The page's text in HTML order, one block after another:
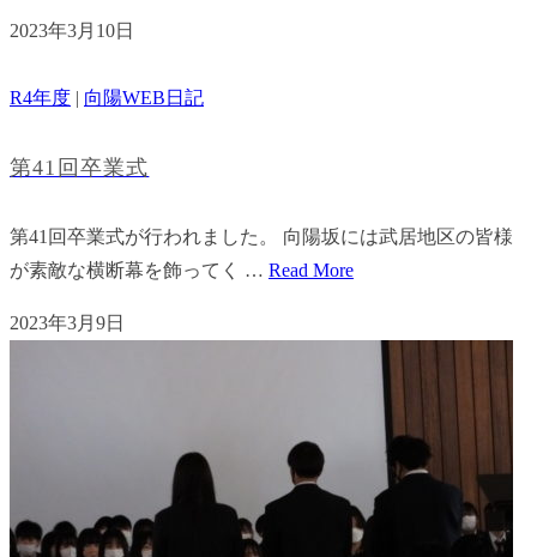
2023年3月10日
R4年度 | 向陽WEB日記
第41回卒業式
第41回卒業式が行われました。 向陽坂には武居地区の皆様
が素敵な横断幕を飾ってく … Read More
2023年3月9日